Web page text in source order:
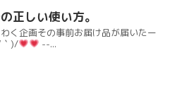
正しい使い方。
く企画その事前お届け品が届いたー
｀)/
--...